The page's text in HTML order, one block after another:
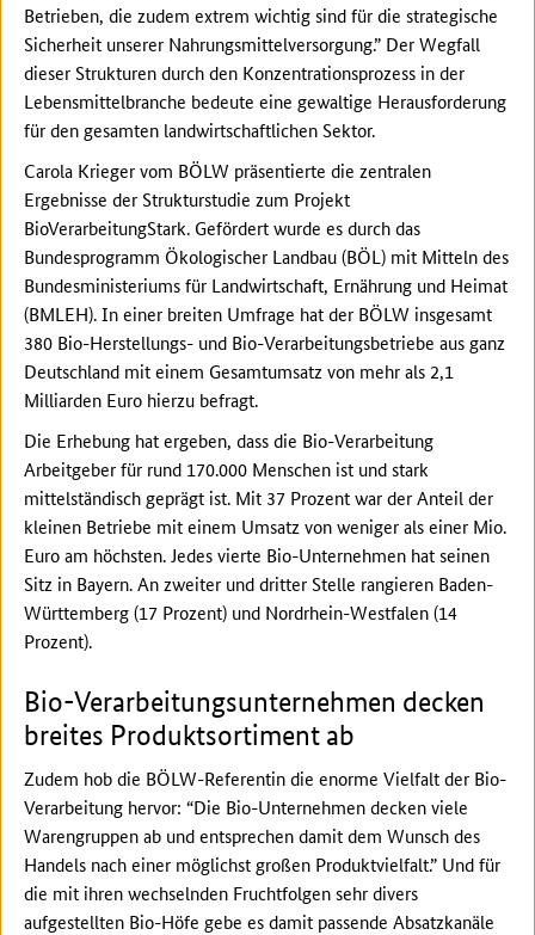
Betrieben, die zudem extrem wichtig sind für die strategische
Sicherheit unserer Nahrungsmittelversorgung.” Der Wegfall
dieser Strukturen durch den Konzentrationsprozess in der
Lebensmittelbranche bedeute eine gewaltige Herausforderung
für den gesamten landwirtschaftlichen Sektor.
Carola Krieger vom BÖLW präsentierte die zentralen
Ergebnisse der Strukturstudie zum Projekt
BioVerarbeitungStark. Gefördert wurde es durch das
Bundesprogramm Ökologischer Landbau (BÖL) mit Mitteln des
Bundesministeriums für Landwirtschaft, Ernährung und Heimat
(BMLEH). In einer breiten Umfrage hat der BÖLW insgesamt
380 Bio-Herstellungs- und Bio-Verarbeitungsbetriebe aus ganz
Deutschland mit einem Gesamtumsatz von mehr als 2,1
Milliarden Euro hierzu befragt.
Die Erhebung hat ergeben, dass die Bio-Verarbeitung
Arbeitgeber für rund 170.000 Menschen ist und stark
mittelständisch geprägt ist. Mit 37 Prozent war der Anteil der
kleinen Betriebe mit einem Umsatz von weniger als einer Mio.
Euro am höchsten. Jedes vierte Bio-Unternehmen hat seinen
Sitz in Bayern. An zweiter und dritter Stelle rangieren Baden-
Württemberg (17 Prozent) und Nordrhein-Westfalen (14
Prozent).
Bio-Verarbeitungsunternehmen decken
breites Produktsortiment ab
Zudem hob die BÖLW-Referentin die enorme Vielfalt der Bio-
Verarbeitung hervor: “Die Bio-Unternehmen decken viele
Warengruppen ab und entsprechen damit dem Wunsch des
Handels nach einer möglichst großen Produktvielfalt.” Und für
die mit ihren wechselnden Fruchtfolgen sehr divers
aufgestellten Bio-Höfe gebe es damit passende Absatzkanäle